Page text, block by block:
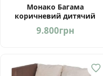
Монако Багама
коричневий дитячий
диван від Мебель-Сервіс
Україна
9.800грн